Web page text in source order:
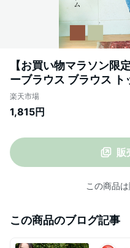
【お買い物マラソン限
ーブラウス ブラウス ト
ロンT レディース ロン
しゃれ オシャレ かわい
ル ミント ブラウン 大
ODORATA オドラタ
楽天市場
1,815円
販
この商品
この商品のブログ記事